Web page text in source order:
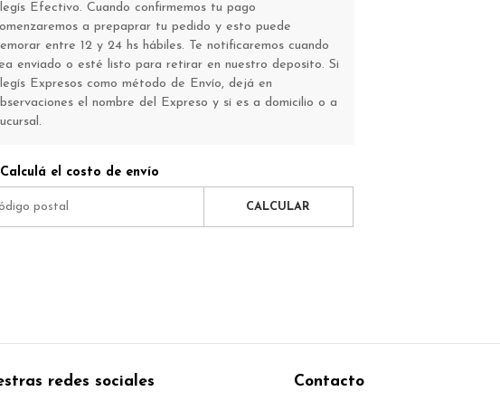
Efectivo. Cuando confirmemos tu pago
a prepaprar tu pedido y esto puede
entre 12 y 24 hs hábiles. Te notificaremos cuando
enviado o esté listo para retirar en nuestro deposito. Si
Expresos como método de Envío, dejá en
el nombre del Expreso y si es a domicilio o a
el costo de envío
CALCULAR
redes sociales Contacto